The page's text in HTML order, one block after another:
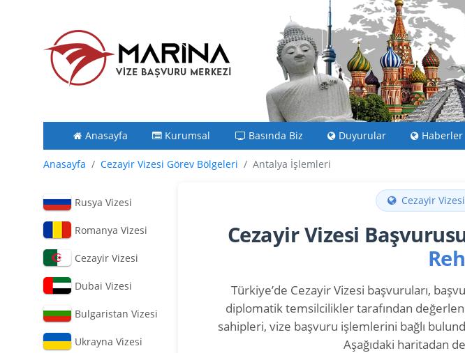
Anasayfa Kurumsal Basında Biz Duyurular Haberler
Anasayfa Cezayir Vizesi Görev Bölgeleri Antalya İşlemleri
Rusya Vizesi
Romanya Vizesi
Cezayir Vizesi
Dubai Vizesi
Bulgaristan Vizesi
Ukrayna Vizesi
Cezayir
Cezayir Vizesi
Türkiye’de Cezayir Vizesi başvuruları,
diplomatik temsilcilikler tarafından
sahipleri, vize başvuru işlemlerini bağlı
Aşağıdaki haritadan